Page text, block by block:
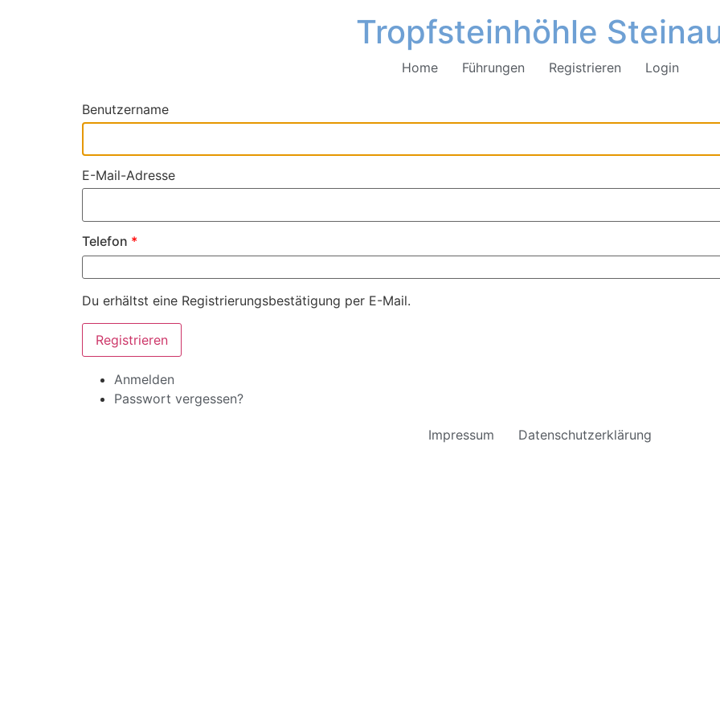
Tropfsteinhöhle
Home Führungen Registrieren Login
Benutzername
E-Mail-Adresse
Telefon *
Du erhältst eine Registrierungsbestätigung per E-Mail.
Registrieren
Anmelden
Passwort vergessen?
Impressum Datenschutzerklärung